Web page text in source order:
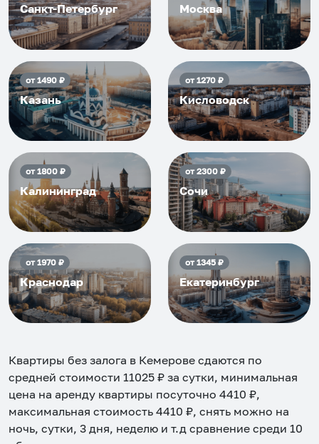
Санкт-Петербург Москва
от1490₽
Казань
от1270₽
Кисловодск
от1800₽
Калининград
от2300₽
Сочи
от1970₽
Краснодар
от1345₽
Екатеринбург
Квартиры без залога в Кемерове сдаются по
средней стоимости 11025 ₽ за сутки, минимальная
цена на аренду квартиры посуточно 4410 ₽,
максимальная стоимость 4410 ₽, снять можно на
ночь, сутки, 3 дня, неделю и т.д сравнение среди 10